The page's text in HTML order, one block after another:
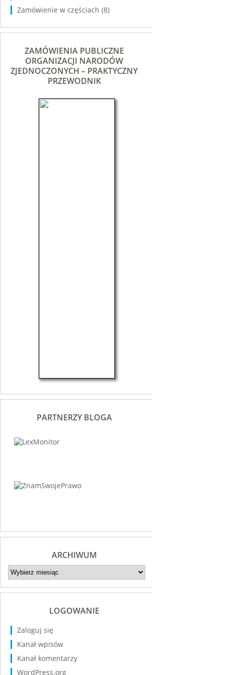
Zamówienie w częściach (8)
ZAMÓWIENIA PUBLICZNE
ORGANIZACJI NARODÓW
ZJEDNOCZONYCH – PRAKTYCZNY
PRZEWODNIK
PARTNERZY BLOGA
ARCHIWUM
Archiwum
LOGOWANIE
Zaloguj się
Kanał wpisów
Kanał komentarzy
WordPress.org